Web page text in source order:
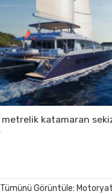
metrelik katamaran
Tümünü Görüntüle: Motoryat